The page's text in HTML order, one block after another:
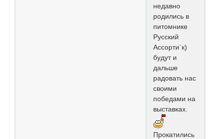
недавно
родились в
питомнике
Русский
Ассорти`к)
будут и
дальше
радовать нас
своими
победами на
выставках.
Прокатились